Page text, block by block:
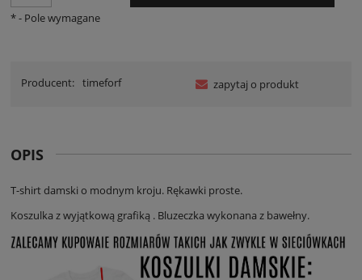
*- Pole wymagane
Producent: timeforf zapytaj o produkt
OPIS
T-shirt damski o modnym kroju. Rękawki proste.
Koszulka z wyjątkową grafiką . Bluzeczka wykonana z bawełny.